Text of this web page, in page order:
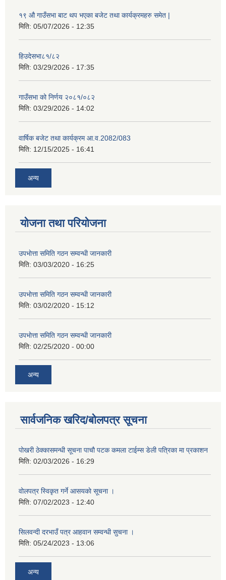
१९ औ गाउँसभा बाट थप भएका बजेट तथा कार्यक्रमहरु समेत |
मिति: 05/07/2026 - 12:35
हिउदेसभा८१/८२
मिति: 03/29/2026 - 17:35
गाउँसभा को निर्णय २०८१/०८२
मिति: 03/29/2026 - 14:02
वार्षिक बजेट तथा कार्यक्रम आ.व.2082/083
मिति: 12/15/2025 - 16:41
अन्य
योजना तथा परियोजना
उपभाेत्ता समिति गठन सम्वन्धी जानकारी
मिति: 03/03/2020 - 16:25
उपभाेत्ता समिति गठन सम्वन्धी जानकारी
मिति: 03/02/2020 - 15:12
उपभाेत्ता समिति गठन सम्वन्धी जानकारी
मिति: 02/25/2020 - 00:00
अन्य
सार्वजनिक खरिद/बोलपत्र सूचना
पोखरी ठेक्कासमन्धी सूचना पाचौ पटक कमला टाईम्स डेली पत्रिका मा प्रकाशन
मिति: 02/03/2026 - 16:29
वोलपत्र स्विकृत गर्ने आसयकाे सूचना ।
मिति: 07/02/2023 - 12:40
सिलवन्दी दरभाउँ पत्र आहवान सम्वन्धी सुचना ।
मिति: 05/24/2023 - 13:06
अन्य